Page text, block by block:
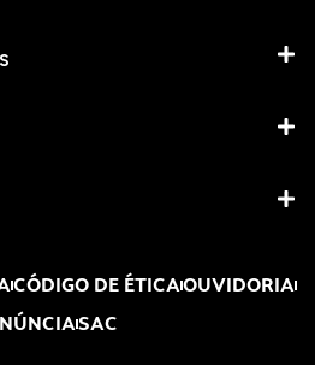
CÓDIGO DE ÉTICAOUVIDORIA
SAC